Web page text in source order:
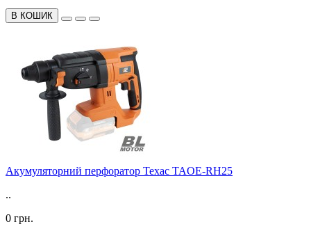
В КОШИК
Акумуляторний перфоратор Техас TAOE-RH25
..
0 грн.